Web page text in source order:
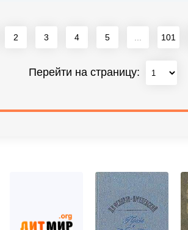
2 3 4 5 101
Перейти на страницу: